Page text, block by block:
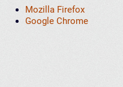
Mozilla Firefox
Google Chrome